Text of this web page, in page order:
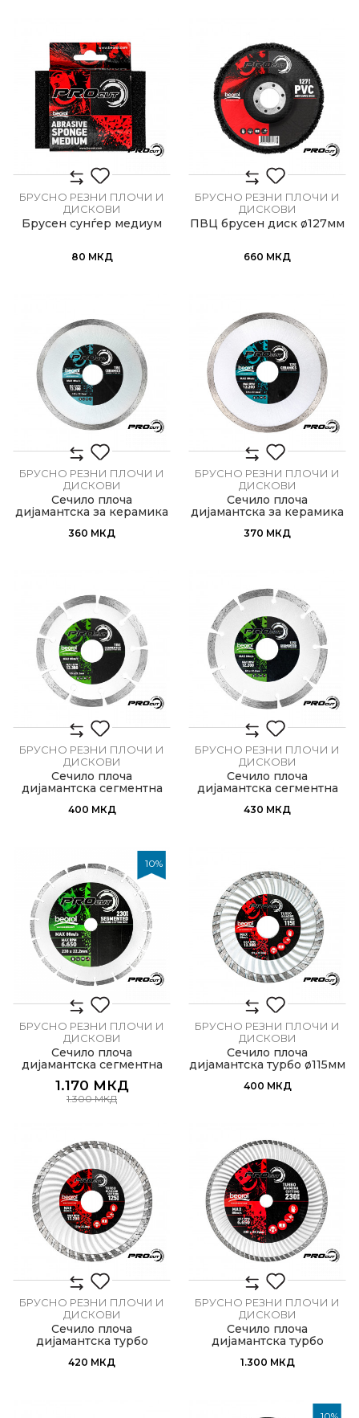
БРУСНО РЕЗНИ ПЛОЧИ И
ДИСКОВИ
Брусен сунѓер медиум
80 МКД
БРУСНО РЕЗНИ ПЛОЧИ И
ДИСКОВИ
ПВЦ брусен диск ø127мм
660 МКД
БРУСНО РЕЗНИ ПЛОЧИ И
ДИСКОВИ
Сечило плоча
дијамантска за керамика
360 МКД
БРУСНО РЕЗНИ ПЛОЧИ И
ДИСКОВИ
Сечило плоча
дијамантска за керамика
370 МКД
БРУСНО РЕЗНИ ПЛОЧИ И
ДИСКОВИ
Сечило плоча
дијамантска сегментна
400 МКД
БРУСНО РЕЗНИ ПЛОЧИ И
ДИСКОВИ
Сечило плоча
дијамантска сегментна
430 МКД
10%
БРУСНО РЕЗНИ ПЛОЧИ И
ДИСКОВИ
Сечило плоча
дијамантска сегментна
1.170 МКД
1.300МКД
БРУСНО РЕЗНИ ПЛОЧИ И
ДИСКОВИ
Сечило плоча
дијамантска турбо ø115мм
400 МКД
БРУСНО РЕЗНИ ПЛОЧИ И
ДИСКОВИ
Сечило плоча
дијамантска турбо
420 МКД
БРУСНО РЕЗНИ ПЛОЧИ И
ДИСКОВИ
Сечило плоча
дијамантска турбо
1.300 МКД